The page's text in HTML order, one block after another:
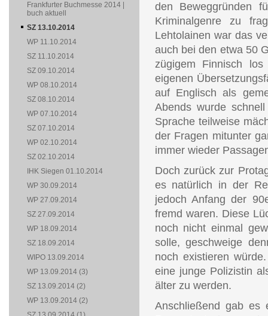
den Beweggründen
Kriminalgenre zu
Lehtolainen war das
auch bei den etwa 50
zügigem Finnisch
eigenen
auf Englisch als
Abends wurde
Sprache teilweise
der Fragen mitunter
immer wieder
Doch zurück zur
es natürlich in der
jedoch Anfang der
fremd waren. Diese
noch nicht einmal
solle, geschweige
noch existieren
eine junge Polizistin
älter zu werden.
Anschließend gab es
Frankfurter Buchmesse 2014 |
buch aktuell
SZ 13.10.2014
WP 11.10.2014
SZ 11.10.2014
SZ 09.10.2014
WP 08.10.2014
SZ 08.10.2014
WP 07.10.2014
SZ 07.10.2014
WP 02.10.2014
SZ 02.10.2014
IHK Siegen 01.10.2014
WP 30.09.2014
WP 27.09.2014
SZ 27.09.2014
WP 18.09.2014
SZ 18.09.2014
WIPO 13.09.2014
WP 13.09.2014 (3)
SZ 13.09.2014 (2)
WP 13.09.2014 (2)